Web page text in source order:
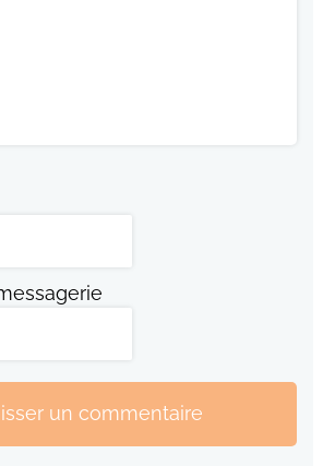
un commentaire